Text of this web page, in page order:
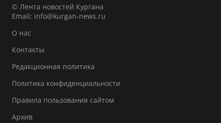
© Лента новостей Кургана
Email: info@kurgan-news.ru
О нас
Контакты
Редакционная политика
Политика конфиденциальности
Правила пользования сайтом
Архив